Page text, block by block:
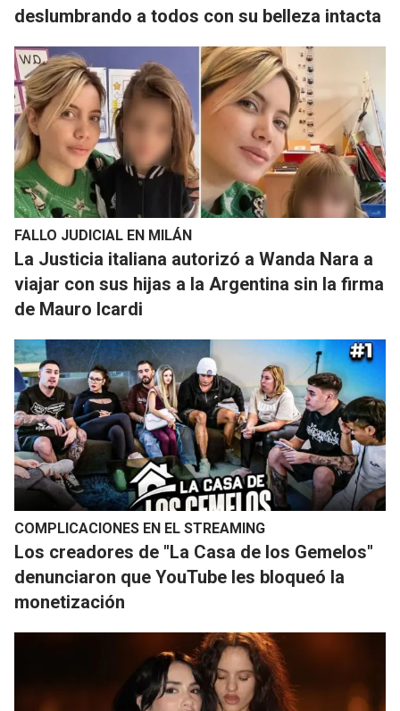
deslumbrando a todos con su belleza intacta
FALLO JUDICIAL EN MILÁN
La Justicia italiana autorizó a Wanda Nara a
viajar con sus hijas a la Argentina sin la firma
de Mauro Icardi
COMPLICACIONES EN EL STREAMING
​Los creadores de "La Casa de los Gemelos"
denunciaron que YouTube les bloqueó la
monetización